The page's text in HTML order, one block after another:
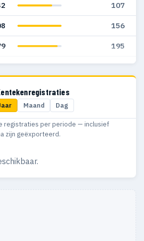
107
156
195
185
1
2
Maand Dag
registraties per periode — inclusief
zijn geëxporteerd.